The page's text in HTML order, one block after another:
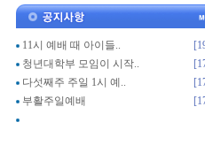
11시 예배 때 아이들..
청년대학부 모임이 시작..
다섯째주 주일 1시 예..
부활주일예배